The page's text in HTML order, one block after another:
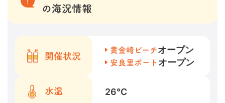
の海況情報
開催状況
黄金崎ビーチオープン
安良里ボート オープン
水温 26℃